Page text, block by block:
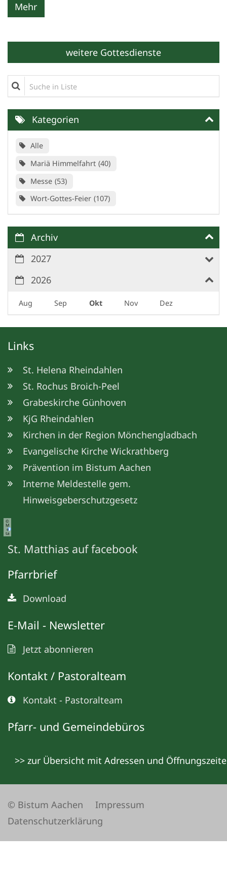
Mehr
weitere Gottesdienste
Suche in Liste
Kategorien
Alle
Mariä Himmelfahrt 40
Messe 53
Wort-Gottes-Feier 107
Archiv
2027
2026
Aug Sep Okt Nov Dez
Links
St. Helena Rheindahlen
St. Rochus Broich-Peel
Grabeskirche Günhoven
KjG Rheindahlen
Kirchen in der Region Mönchengladbach
Evangelische Kirche Wickrathberg
Prävention im Bistum Aachen
Interne Meldestelle gem.
Hinweisgeberschutzgesetz
©
M
e
ta
St. Matthias auf facebook
Pfarrbrief
Download
E-Mail - Newsletter
Jetzt abonnieren
Kontakt / Pastoralteam
Kontakt - Pastoralteam
Pfarr- und Gemeindebüros
>> zur Übersicht mit Adressen und
© Bistum Aachen
Impressum
Datenschutzerklärung